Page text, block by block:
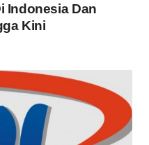
Indonesia Dan
Kini